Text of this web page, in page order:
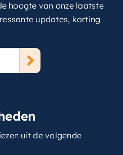
hoogte van onze laatste
updates, korting
uit de volgende